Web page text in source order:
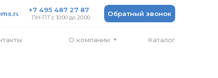
Обратный звонок
487 27 87
до 20:00